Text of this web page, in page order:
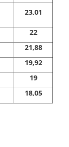
23,01
22
21,88
19,92
19
18,05